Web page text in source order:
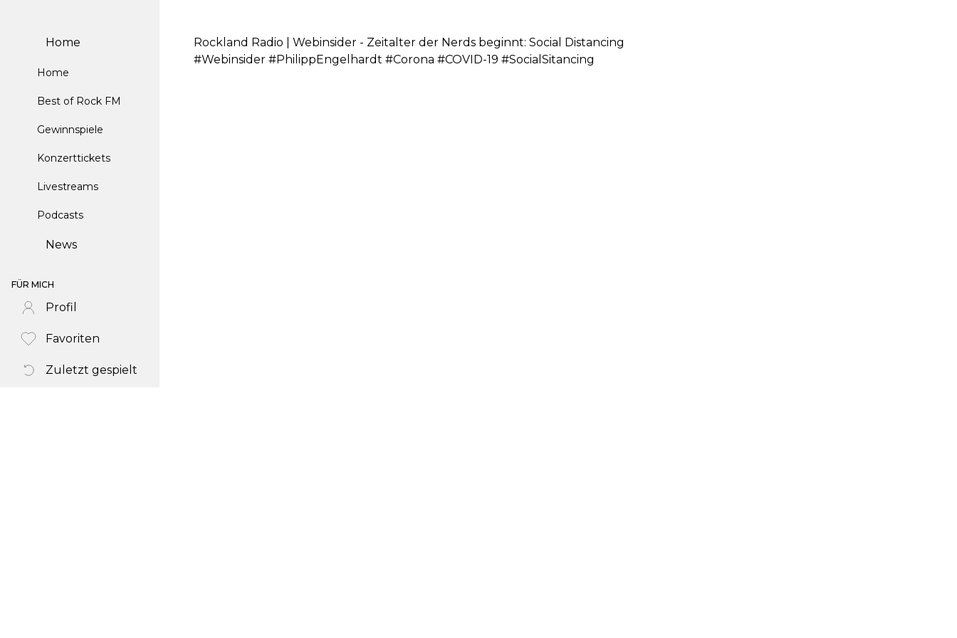
Home
Home
Best of Rock FM
Gewinnspiele
Konzerttickets
Livestreams
Podcasts
News
FÜR MICH
Profil
Favoriten
Zuletzt gespielt
Rockland Radio | Webinsider - Zeitalter der Nerds beginnt: Social Distancing
#Webinsider #PhilippEngelhardt #Corona #COVID-19 #SocialSitancing